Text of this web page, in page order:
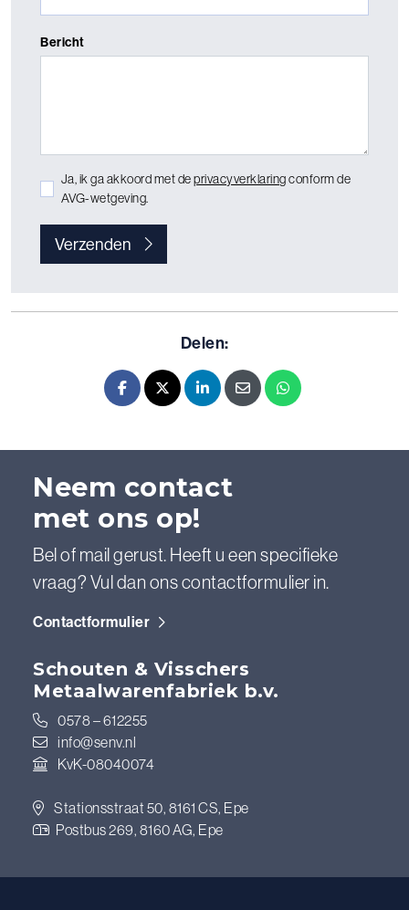
Bericht
Ja, ik ga akkoord met deprivacyverklaringconform de
AVG-wetgeving.
Verzenden
Delen:
FacebookX - TwitterLinkedInE-mailWhatsapp
Neem contact
met ons op!
Bel of mail gerust. Heeft u een specifieke
vraag? Vul dan ons contactformulier in.
Contactformulier
Schouten & Visschers
Metaalwarenfabriek b.v.
0578 – 612255
info@senv.nl
KvK-08040074
Stationsstraat 50, 8161 CS, Epe
Postbus 269, 8160 AG, Epe